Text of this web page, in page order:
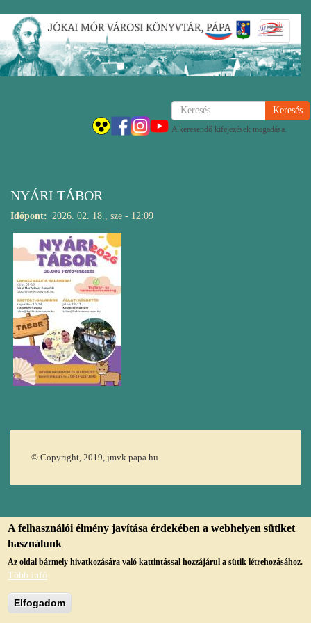
Ugrás
tartalomra
Keresés
A keresendő kifejezések megadása.
NYÁRI TÁBOR
Időpont 2026. 02. 18., sze - 12:09
© Copyright, 2019, jmvk.papa.hu
A felhasználói élmény javítása érdekében a webhelyen sütiket
használunk
Az oldal bármely hivatkozására való kattintással hozzájárul a sütik létrehozásához.
Több infó
Elfogadom